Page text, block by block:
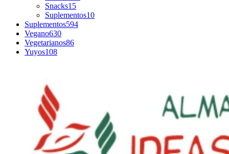
Snacks15
Suplementos10
Suplementos594
Vegano630
Vegetarianos86
Yuyos108